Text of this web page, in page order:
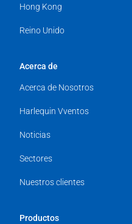
Hong Kong
Reino Unido
Acerca de
Acerca de Nosotros
Harlequin Vventos
Noticias
Sectores
Nuestros clientes
Productos